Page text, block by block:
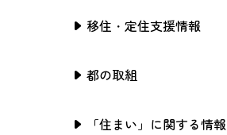
移住・定住支援情報
都の取組
「住まい」に関する情報